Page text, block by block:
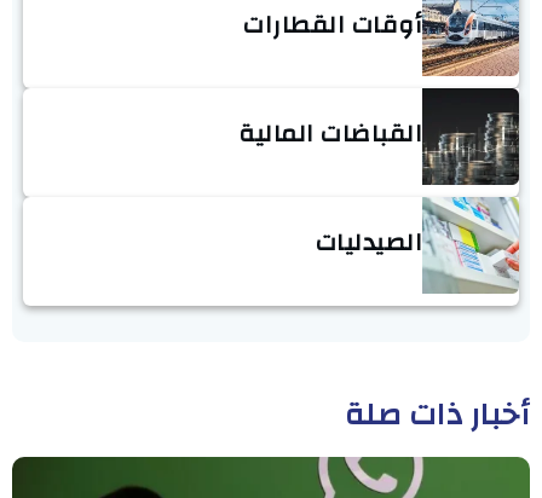
أوقات القطارات
القباضات المالية
الصيدليات
أخبار ذات صلة